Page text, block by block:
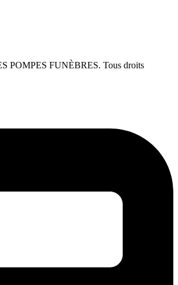
POMPES FUNÈBRES. Tous droits